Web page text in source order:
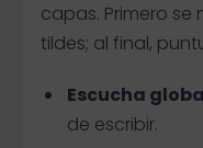
capas. Primero se
tildes; al final,
Escucha
de escribir.